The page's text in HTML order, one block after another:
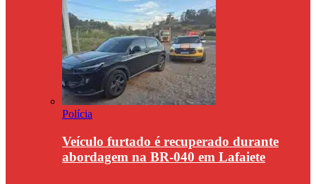
Polícia
Veículo furtado é recuperado durante
abordagem na BR-040 em Lafaiete